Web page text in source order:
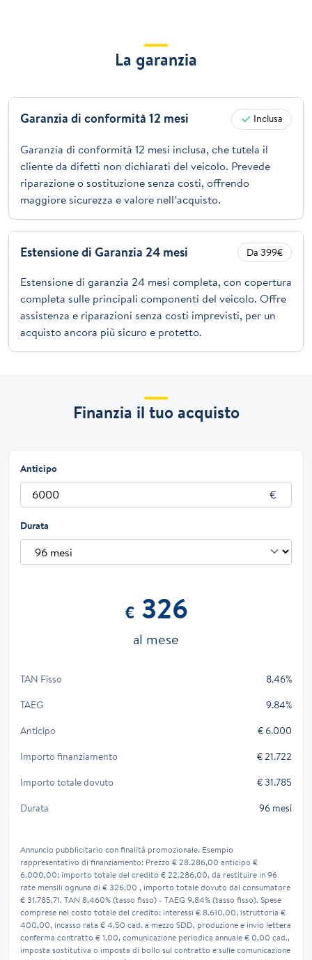
La garanzia
Garanzia di conformità 12 mesi Inclusa
Garanzia di conformità 12 mesi inclusa, che tutela il
cliente da difetti non dichiarati del veicolo. Prevede
riparazione o sostituzione senza costi, offrendo
maggiore sicurezza e valore nell’acquisto.
Estensione di Garanzia 24 mesi Da 399€
Estensione di garanzia 24 mesi completa, con copertura
completa sulle principali componenti del veicolo. Offre
assistenza e riparazioni senza costi imprevisti, per un
acquisto ancora più sicuro e protetto.
Finanzia il tuo acquisto
Anticipo
Durata
€326
al mese
TAN Fisso
8.46%
TAEG
9.84%
Anticipo
€ 6.000
Importo finanziamento
€ 21.722
Importo totale dovuto
€ 31.785
Durata
96 mesi
Annuncio pubblicitario con finalità promozionale. Esempio
rappresentativo di finanziamento: Prezzo € 28.286,00 anticipo €
6.000,00; importo totale del credito € 22.286,00, da restituire in 96
rate mensili ognuna di € 326,00 , importo totale dovuto dal consumatore
€ 31.785,71. TAN 8,460% (tasso fisso) - TAEG 9,84% (tasso fisso). Spese
comprese nel costo totale del credito: interessi € 8.610,00, istruttoria €
400,00, incasso rata € 4,50 cad. a mezzo SDD, produzione e invio lettera
conferma contratto € 1,00, comunicazione periodica annuale € 0,00 cad.,
imposta sostitutiva o imposta di bollo sul contratto e sulle comunicazione